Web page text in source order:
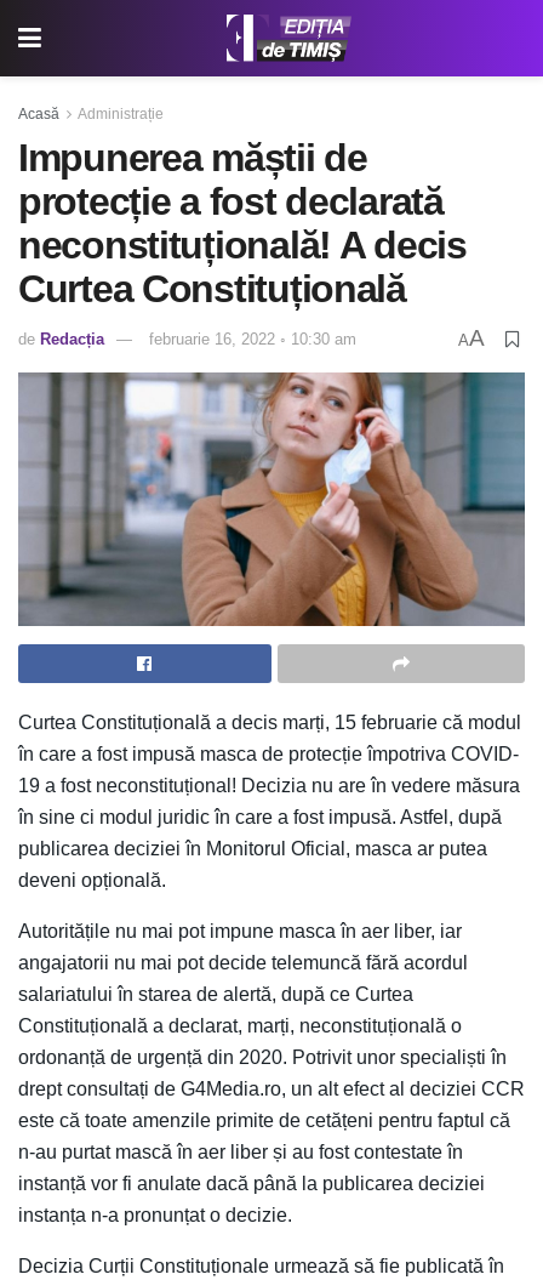
Acasă Administrație
Impunerea măștii de
protecție a fost declarată
neconstituțională! A decis
Curtea Constituțională
de Redacția februarie 16, 2022 ◦ 10:30 am AA
Curtea Constituțională a decis marți, 15 februarie că modul
în care a fost impusă masca de protecție împotriva COVID-
19 a fost neconstituțional! Decizia nu are în vedere măsura
în sine ci modul juridic în care a fost impusă. Astfel, după
publicarea deciziei în Monitorul Oficial, masca ar putea
deveni opțională.
Autoritățile nu mai pot impune masca în aer liber, iar
angajatorii nu mai pot decide telemuncă fără acordul
salariatului în starea de alertă, după ce Curtea
Constituțională a declarat, marți, neconstituțională o
ordonanță de urgență din 2020. Potrivit unor specialiști în
drept consultați de G4Media.ro, un alt efect al deciziei CCR
este că toate amenzile primite de cetățeni pentru faptul că
n-au purtat mască în aer liber și au fost contestate în
instanță vor fi anulate dacă până la publicarea deciziei
instanța n-a pronunțat o decizie.
Decizia Curții Constituționale urmează să fie publicată în